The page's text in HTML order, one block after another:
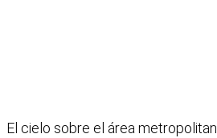
El cielo sobre el área